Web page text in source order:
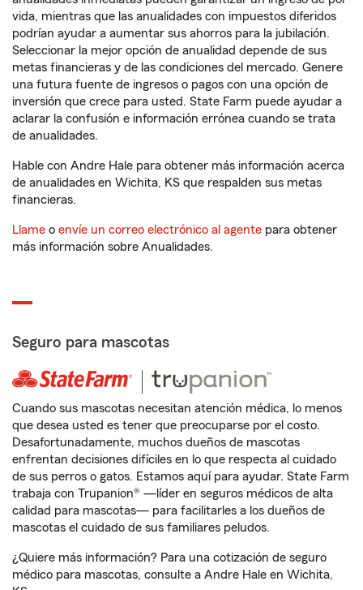
vida, mientras que las anualidades con impuestos diferidos
podrían ayudar a aumentar sus ahorros para la jubilación.
Seleccionar la mejor opción de anualidad depende de sus
metas financieras y de las condiciones del mercado. Genere
una futura fuente de ingresos o pagos con una opción de
inversión que crece para usted. State Farm puede ayudar a
aclarar la confusión e información errónea cuando se trata
de anualidades.
Hable con Andre Hale para obtener más información acerca
de anualidades en Wichita, KS que respalden sus metas
financieras.
Llame o envíe un correo electrónico al agente para obtener
más información sobre Anualidades.
Seguro para mascotas
Cuando sus mascotas necesitan atención médica, lo menos
que desea usted es tener que preocuparse por el costo.
Desafortunadamente, muchos dueños de mascotas
enfrentan decisiones difíciles en lo que respecta al cuidado
de sus perros o gatos. Estamos aquí para ayudar. State Farm
trabaja con Trupanion® —líder en seguros médicos de alta
calidad para mascotas— para facilitarles a los dueños de
mascotas el cuidado de sus familiares peludos.
¿Quiere más información? Para una cotización de seguro
médico para mascotas, consulte a Andre Hale en Wichita,